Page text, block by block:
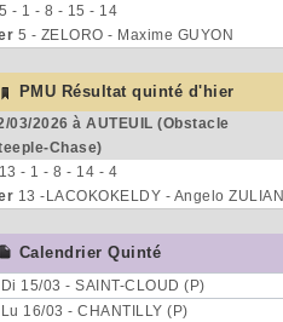
- 1 - 8 - 15 - 14
5 - ZELORO - Maxime GUYON
PMU Résultat quinté d'hier
03/2026 à AUTEUIL (Obstacle
Chase)
- 1 - 8 - 14 - 4
13 -LACOKOKELDY - Angelo ZULIANI
Calendrier Quinté
Di 15/03 - SAINT-CLOUD (P)
Lu 16/03 - CHANTILLY (P)